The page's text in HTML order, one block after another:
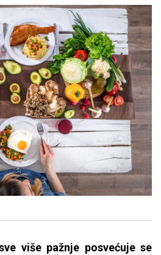
više pažnje posvećuje se